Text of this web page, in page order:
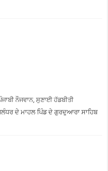
ਨੌਜਵਾਨ, ਸੁਣਾਈ ਹੱਡਬੀਤੀ
ਦੇ ਮਾਹਲ ਪਿੰਡ ਦੇ ਗੁਰਦੁਆਰਾ ਸਾਹਿਬ